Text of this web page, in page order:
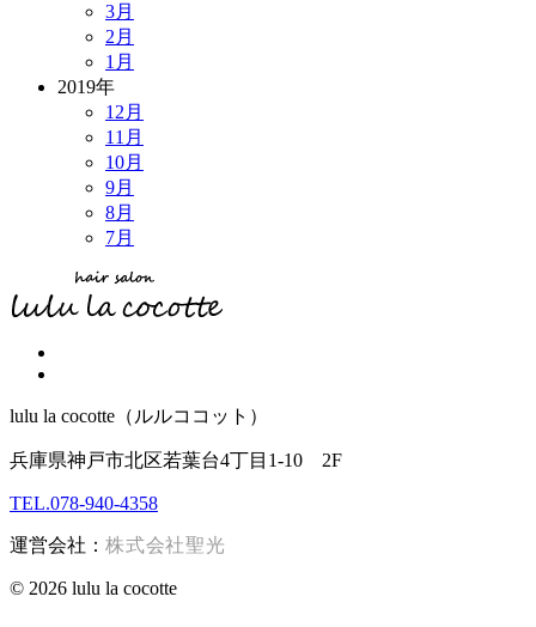
3月
2月
1月
2019年
12月
11月
10月
9月
8月
7月
lulu la cocotte（ルルココット）
兵庫県神戸市北区若葉台4丁目1-10 2F
TEL.078-940-4358
運営会社： 株式会社聖光
© 2026 lulu la cocotte